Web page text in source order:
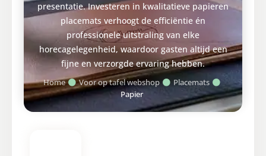
presentatie. Investeren in kwalitatieve papieren
placemats verhoogt de efficiëntie én
professionele uitstraling van elke
horecagelegenheid, waardoor gasten altijd een
fijne en verzorgde ervaring hebben.
Home Voor op tafel webshop
Placemats
Papier